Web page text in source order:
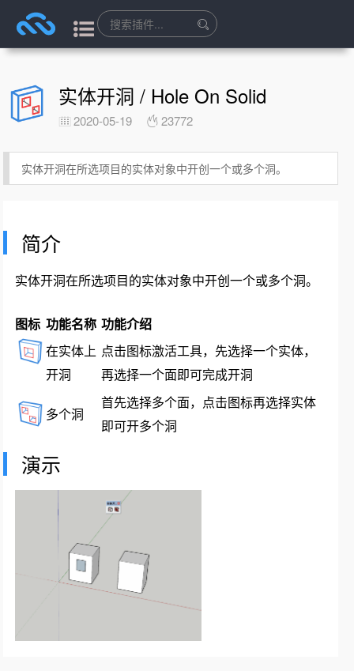
实体开洞 / Hole On Solid
2020-05-19 23772
实体开洞在所选项目的实体对象中开创一个或多个洞。
简介
实体开洞在所选项目的实体对象中开创一个或多个洞。
图标 功能名称 功能介绍
在实体上
开洞
点击图标激活工具，先选择一个实体，
再选择一个面即可完成开洞
多个洞
首先选择多个面，点击图标再选择实体
即可开多个洞
演示